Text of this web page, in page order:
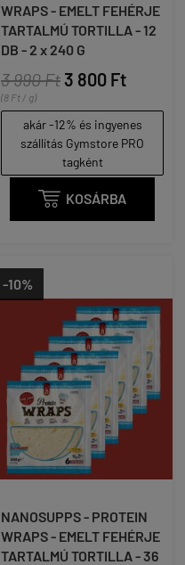
WRAPS - EMELT FEHÉRJE
TARTALMÚ TORTILLA - 12
DB - 2 x 240 G
3 990 Ft 3 800 Ft
(8 Ft / g)
akár -12% és ingyenes
szállítás Gymstore PRO
tagként
 KOSÁRBA
-10%
NANOSUPPS - PROTEIN
WRAPS - EMELT FEHÉRJE
TARTALMÚ TORTILLA - 36